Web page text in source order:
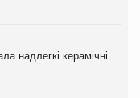
надлегкі керамічні